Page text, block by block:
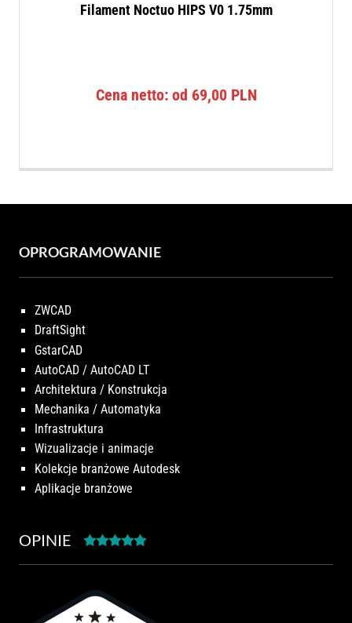
Filament Noctuo HIPS V0 1.75mm
Cena netto: od 69,00 PLN
OPROGRAMOWANIE
ZWCAD
DraftSight
GstarCAD
AutoCAD / AutoCAD LT
Architektura / Konstrukcja
Mechanika / Automatyka
Infrastruktura
Wizualizacje i animacje
Kolekcje branżowe Autodesk
Aplikacje branżowe
OPINIE